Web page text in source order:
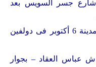
رنين فرع مصر الجديدة: 130شارع جسر السويس بعد
رنين فرع 6أكتوبر : أمام جهازمدينة 6 أكتوبر فى دولفين
رنين فرع عباس_العقاد : 37 ش عباس العقاد – بجوار